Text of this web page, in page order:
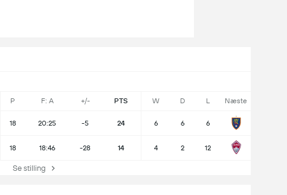
P F: A +/- PTS W D L Næste
18 20:25 -5 24 6 6 6
18 18:46 -28 14 4 2 12
Se stilling